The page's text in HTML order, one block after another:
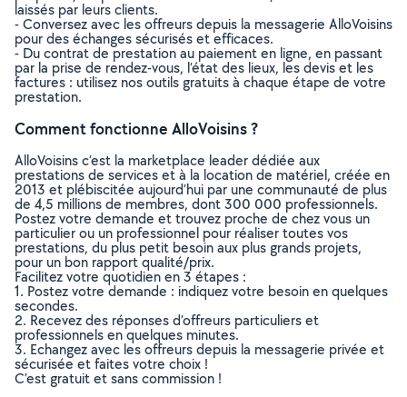
laissés par leurs clients.
- Conversez avec les offreurs depuis la messagerie AlloVoisins
pour des échanges sécurisés et efficaces.
- Du contrat de prestation au paiement en ligne, en passant
par la prise de rendez-vous, l’état des lieux, les devis et les
factures : utilisez nos outils gratuits à chaque étape de votre
prestation.
Comment fonctionne AlloVoisins ?
AlloVoisins c’est la marketplace leader dédiée aux
prestations de services et à la location de matériel, créée en
2013 et plébiscitée aujourd’hui par une communauté de plus
de 4,5 millions de membres, dont 300 000 professionnels.
Postez votre demande et trouvez proche de chez vous un
particulier ou un professionnel pour réaliser toutes vos
prestations, du plus petit besoin aux plus grands projets,
pour un bon rapport qualité/prix.
Facilitez votre quotidien en 3 étapes :
1. Postez votre demande : indiquez votre besoin en quelques
secondes.
2. Recevez des réponses d’offreurs particuliers et
professionnels en quelques minutes.
3. Echangez avec les offreurs depuis la messagerie privée et
sécurisée et faites votre choix !
C’est gratuit et sans commission !